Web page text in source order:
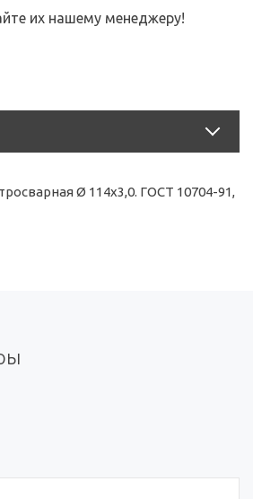
их нашему менеджеру!
Ø 114х3,0. ГОСТ 10704-91,